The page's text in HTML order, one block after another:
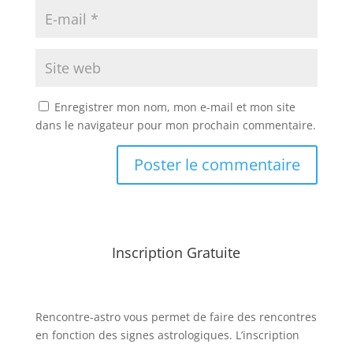
Enregistrer mon nom, mon e-mail et mon site
dans le navigateur pour mon prochain commentaire.
Inscription Gratuite
Rencontre-astrovous permet de faire des rencontres
en fonction des signes astrologiques. L’inscription